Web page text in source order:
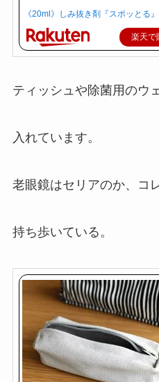
《20ml》しみ抜き剤『スポッとる』
楽天で
ティッシュや除菌用のウ
入れています。
老眼鏡はセリアのか、コ
持ち歩いている。